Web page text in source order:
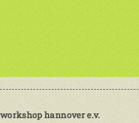
workshop hannover e.v.